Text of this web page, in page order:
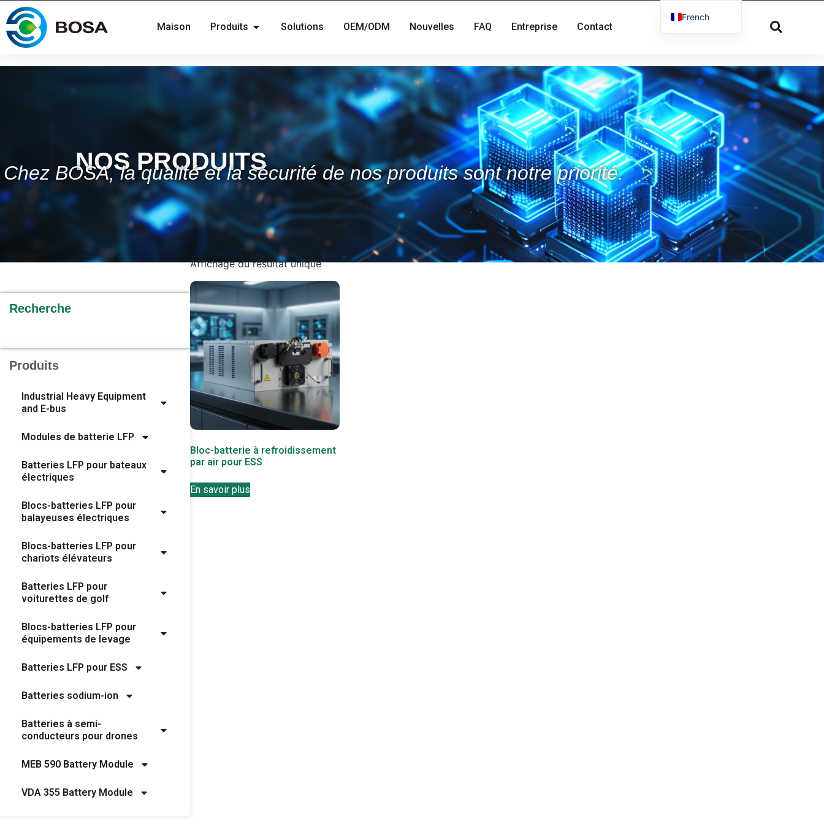
Maison Produits Solutions OEM/ODM Nouvelles FAQ Entreprise Contact
NOS PRODUITS
Chez BOSA, la qualité et la sécurité de nos produits sont notre priorité.
Recherche
Produits
Industrial Heavy Equipment
and E-bus
Modules de batterie LFP
Batteries LFP pour bateaux
électriques
Blocs-batteries LFP pour
balayeuses électriques
Blocs-batteries LFP pour
chariots élévateurs
Batteries LFP pour
voiturettes de golf
Blocs-batteries LFP pour
équipements de levage
Batteries LFP pour ESS
Batteries sodium-ion
Batteries à semi-
conducteurs pour drones
MEB 590 Battery Module
VDA 355 Battery Module
Affichage du résultat unique
Bloc-batterie à refroidissement
par air pour ESS
En savoir plus
French
Spanish
Dutch
German
Greek
Danish
Norwegian
Arabic
Italian